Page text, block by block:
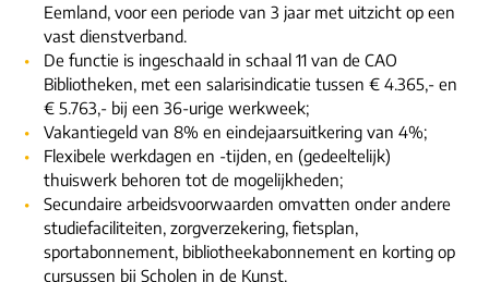
Eemland, voor een periode van 3 jaar met uitzicht op een
vast dienstverband.
De functie is ingeschaald in schaal 11 van de CAO
Bibliotheken, met een salarisindicatie tussen € 4.365,- en
€ 5.763,- bij een 36-urige werkweek;
Vakantiegeld van 8% en eindejaarsuitkering van 4%;
Flexibele werkdagen en -tijden, en (gedeeltelijk)
thuiswerk behoren tot de mogelijkheden;
Secundaire arbeidsvoorwaarden omvatten onder andere
studiefaciliteiten, zorgverzekering, fietsplan,
sportabonnement, bibliotheekabonnement en korting op
cursussen bij Scholen in de Kunst.